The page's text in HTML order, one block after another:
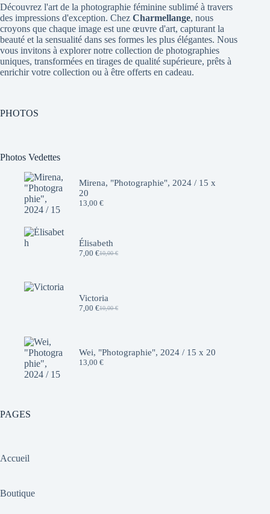
Découvrez l'art de la photographie féminine sublimé à travers
des impressions d'exception. Chez Charmellange, nous
croyons que chaque image est une œuvre d'art, capturant la
beauté et la sensualité dans ses formes les plus élégantes. Nous
vous invitons à explorer notre collection de photographies
uniques, transformées en tirages de qualité supérieure, prêts à
enrichir votre collection ou à être offerts en cadeau.
PHOTOS
Photos Vedettes
Mirena, "Photographie", 2024 / 15 x
20
13,00 €
Élisabeth
10,00€
Le
10,00 €.
7,00 €Le
7,00 €.
Victoria
10,00€
Le
10,00 €.
7,00 €Le
7,00 €.
Wei, "Photographie", 2024 / 15 x 20
13,00 €
PAGES
Accueil
Boutique